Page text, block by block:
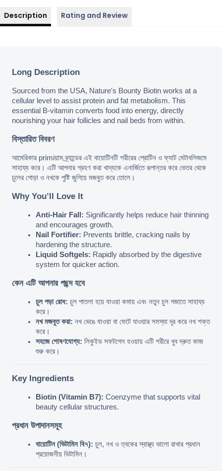
Description Rating and Review
Long Description
Sourced from the USA, Nature's Bounty Biotin works at a
cellular level to assist protein and fat metabolism. This
essential B-vitamin converts food into energy, directly
nourishing your hair follicles and nail beds from within.
বিস্তারিত বিবরণ
আমেরিকার primiয়াম ব্র্যান্ডের এই বায়োটিনটি শরীরের প্রোটিন ও ফ্যাট মেটাবলিজমে
সাহায্য করে। এটি আপনার গ্রহণ করা খাদ্যকে এনার্জিতে রূপান্তর করে ভেতর থেকে
চুলের গোড়া ও নখকে পুষ্টি জুগিয়ে মজবুত করে তোলে।
Why You’ll Love It
Anti-Hair Fall: Significantly helps reduce hair thinning
and encourages growth.
Nail Fortifier: Prevents brittle, cracking nails by
hardening the structure.
Liquid Softgels: Rapidly absorbed by the digestive
system for quicker action.
কেন এটি আপনার পছন্দ হবে
চুল পড়া রোধ: চুল পাতলা হয়ে যাওয়া কমায় এবং নতুন চুল গজাতে সাহায্য
করে।
নখ মজবুত করা: নখ ভেঙে যাওয়া বা ফেটে যাওয়ার সমস্যা দূর করে নখ শক্ত
করে।
সহজে শোষণযোগ্য: লিকুইড সফটগেল হওয়ায় এটি শরীরে খুব দ্রুত কাজ
শুরু করে।
Key Ingredients
Biotin (Vitamin B7): Coenzyme that supports vital
beauty cellular structures.
প্রধান উপাদানসমূহ
বায়োটিন (ভিটামিন বি৭): চুল, নখ ও ত্বকের স্বাস্থ্য ভালো রাখার প্রধান
প্রয়োজনীয় ভিটামিন।